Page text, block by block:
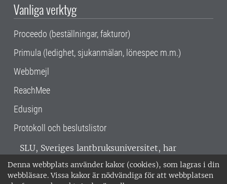
Denna webbplats använder kakor (cookies), som lagras i din
webbläsare. Vissa kakor är nödvändiga för att webbplatsen
Vanliga verktyg
Proceedo (beställningar, fakturor)
Primula (ledighet, sjukanmälan, lönespec m.m.)
Webbmejl
ReachMee
Edusign
Protokoll och beslutslistor
SLU, Sveriges lantbruksuniversitet, har
verksamhet över hela Sverige. Huvudorter är
Alnarp, Uppsala och Umeå.SLU är